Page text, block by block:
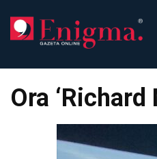
content
Ora